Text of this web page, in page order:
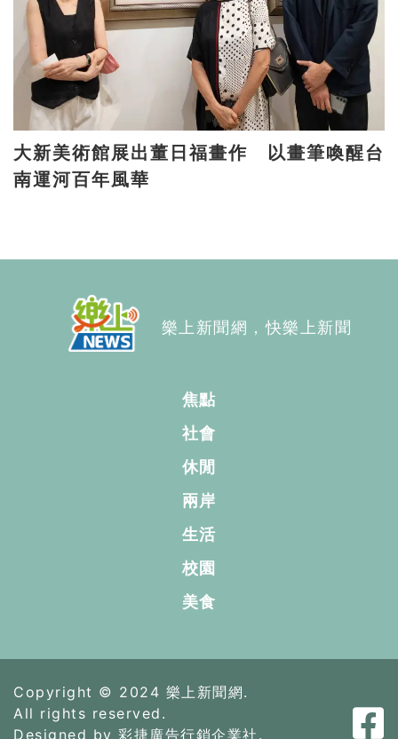
大新美術館展出董日福畫作 以畫筆喚醒台
南運河百年風華
樂上新聞網，快樂上新聞
焦點
社會
休閒
兩岸
生活
校園
美食
Copyright © 2024 樂上新聞網.
All rights reserved.
Designed by 彩捷廣告行銷企業社.